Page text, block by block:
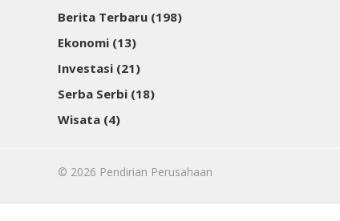
Berita Terbaru (198)
Ekonomi (13)
Investasi (21)
Serba Serbi (18)
Wisata (4)
© 2026 Pendirian Perusahaan